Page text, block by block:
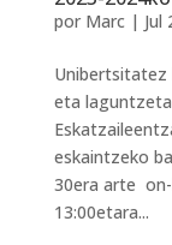
por Marc| Jul
Unibertsitatez
eta
eskaintzeko
30era arte
13:00etara...